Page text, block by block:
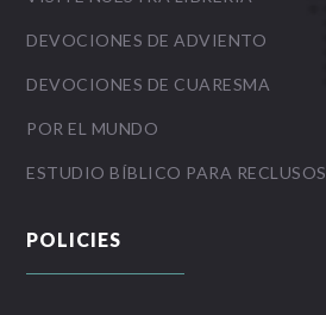
DEVOCIONES DE ADVIENTO
DEVOCIONES DE CUARESMA
POR EL MUNDO
ESTUDIO BÍBLICO PARA RECLUSOS
POLICIES